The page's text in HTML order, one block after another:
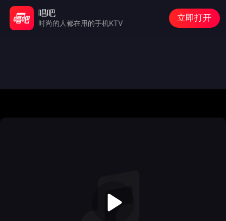
唱吧
时尚的人都在用的手机KTV
立即打开